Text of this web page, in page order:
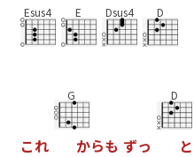
Esus4 E Dsus4 D
これ
G
からも ずっ
D
と